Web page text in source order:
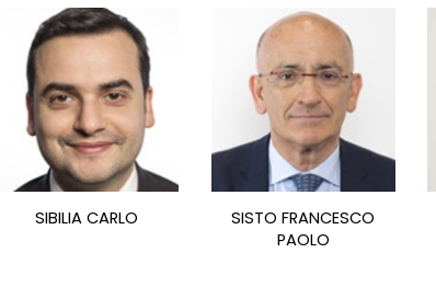
SIBILIA CARLO
SISTO FRANCESCO
PAOLO